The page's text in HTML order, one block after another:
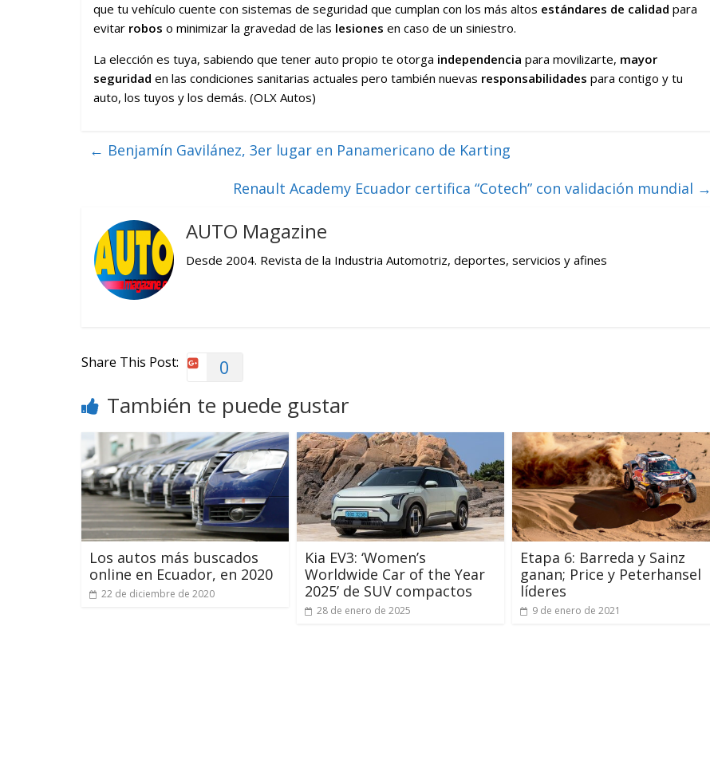
que tu vehículo cuente con sistemas de seguridad que cumplan con los más altos estándares de calidad para
evitar robos o minimizar la gravedad de las lesiones en caso de un siniestro.
La elección es tuya, sabiendo que tener auto propio te otorga independencia para movilizarte, mayor
seguridad en las condiciones sanitarias actuales pero también nuevas responsabilidades para contigo y tu
auto, los tuyos y los demás. (OLX Autos)
← Benjamín Gavilánez, 3er lugar en Panamericano de Karting
Renault Academy Ecuador certifica “Cotech” con validación mundial →
AUTO Magazine
Desde 2004. Revista de la Industria Automotriz, deportes, servicios y afines
Share This Post: 0
También te puede gustar
Los autos más buscados
online en Ecuador, en 2020
22 de diciembre de 2020
Kia EV3: ‘Women’s
Worldwide Car of the Year
2025’ de SUV compactos
28 de enero de 2025
Etapa 6: Barreda y Sainz
ganan; Price y Peterhansel
líderes
9 de enero de 2021